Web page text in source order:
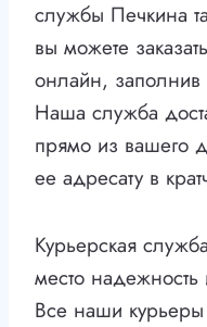
службы Печкина
вы можете
онлайн, заполнив
Наша служба
прямо из вашего
ее адресату в
Курьерская
место надежность
Все наши курьеры